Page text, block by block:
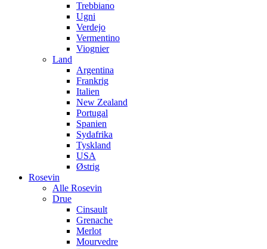
Trebbiano
Ugni
Verdejo
Vermentino
Viognier
Land
Argentina
Frankrig
Italien
New Zealand
Portugal
Spanien
Sydafrika
Tyskland
USA
Østrig
Rosevin
Alle Rosevin
Drue
Cinsault
Grenache
Merlot
Mourvedre